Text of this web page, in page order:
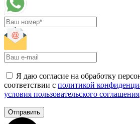
Я даю согласие на обработку
соответствии с политикой
условия пользовательского соглашения